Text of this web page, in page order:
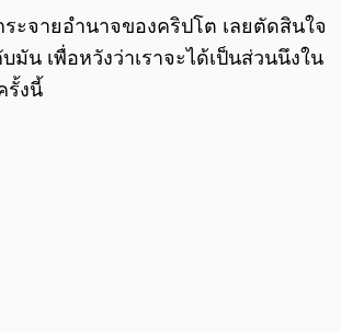
ะจายอำนาจของคริปโต เลยตัดสินใจ
มัน เพื่อหวังว่าเราจะได้เป็นส่วนนึงใน
รั้งนี้